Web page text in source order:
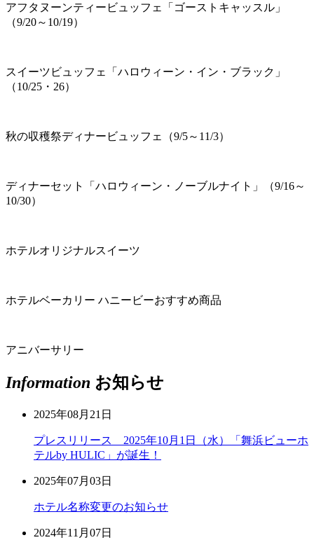
アフタヌーンティービュッフェ「ゴーストキャッスル」
（9/20～10/19）
スイーツビュッフェ「ハロウィーン・イン・ブラック」
（10/25・26）
秋の収穫祭ディナービュッフェ（9/5～11/3）
ディナーセット「ハロウィーン・ノーブルナイト」（9/16～
10/30）
ホテルオリジナルスイーツ
ホテルベーカリー ハニービーおすすめ商品
アニバーサリー
Information お知らせ
2025年08月21日
プレスリリース 2025年10月1日（水）「舞浜ビューホ
テルby HULIC」が誕生！
2025年07月03日
ホテル名称変更のお知らせ
2024年11月07日